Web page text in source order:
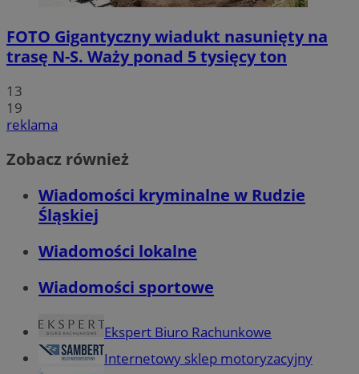
FOTO Gigantyczny wiadukt nasunięty na
trasę N-S. Waży ponad 5 tysięcy ton
13
19
reklama
Zobacz również
Wiadomości kryminalne w Rudzie
Śląskiej
Wiadomości lokalne
Wiadomości sportowe
Ekspert Biuro Rachunkowe
Internetowy sklep motoryzacyjny